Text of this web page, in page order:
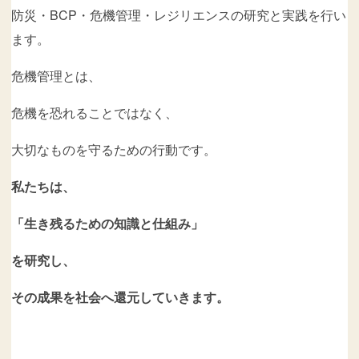
防災・BCP・危機管理・レジリエンスの研究と実践を行い
ます。
危機管理とは、
危機を恐れることではなく、
大切なものを守るための行動です。
私たちは、
「生き残るための知識と仕組み」
を研究し、
その成果を社会へ還元していきます。